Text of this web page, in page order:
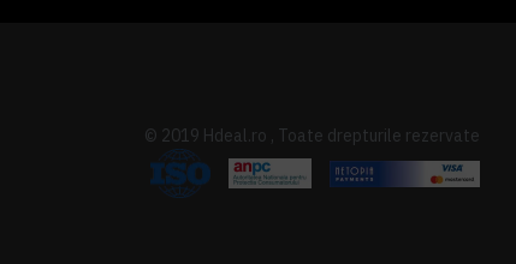
© 2019 Hdeal.ro , Toate drepturile rezervate